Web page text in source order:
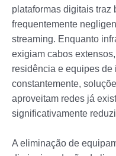
plataformas digitais traz
frequentemente
streaming. Enquanto
exigiam cabos
residência e equipes
constantemente,
aproveitam redes já
significativamente
A eliminação de